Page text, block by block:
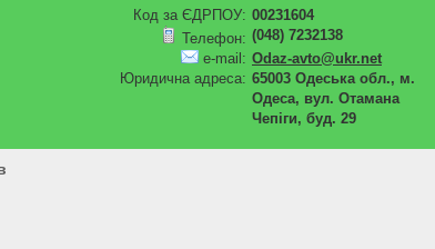
Код за ЄДРПОУ: 00231604
Телефон: (048) 7232138
e-mail: Odaz-avto@ukr.net
Юридична адреса: 65003 Одеська обл., м.
Одеса, вул. Отамана
Чепіги, буд. 29